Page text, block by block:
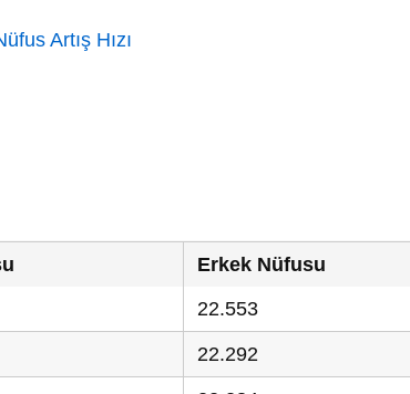
Artış Hızı
Erkek Nüfusu
22.553
22.292